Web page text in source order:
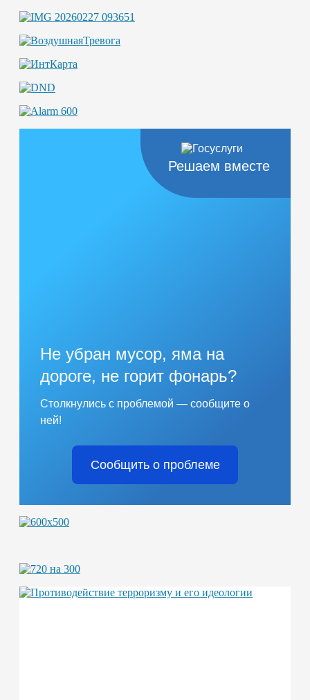
Решаем вместе
Не убран мусор, яма на
дороге, не горит фонарь?
Столкнулись с проблемой — сообщите о
ней!
Сообщить о проблеме